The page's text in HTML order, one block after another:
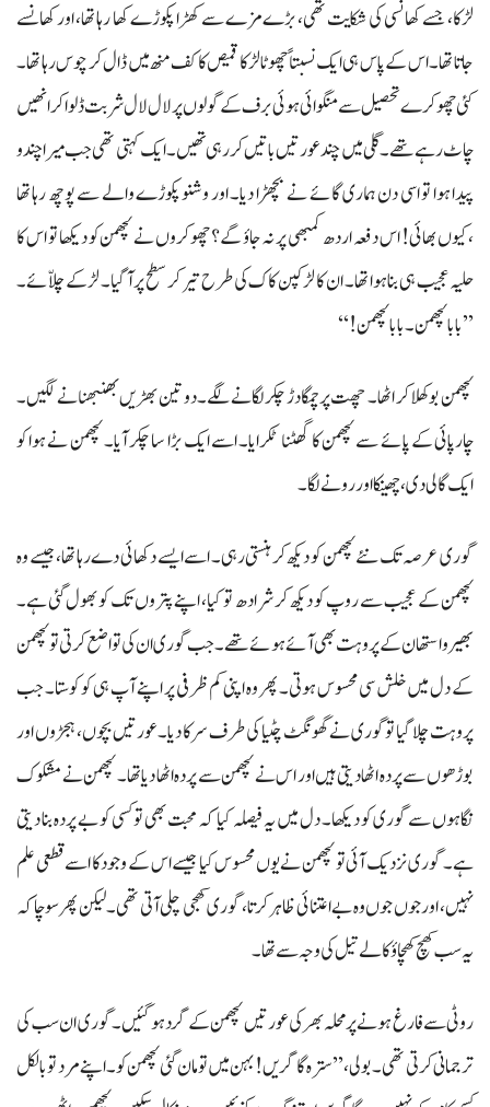
لڑکا، جسے کھانسی کی شکایت تھی، بڑے مزے سے کھڑا پکوڑے کھا رہا تھا، اور کھانسے
جاتا تھا۔ اس کے پاس ہی ایک نسبتاً چھوٹا لڑکا قمیص کا کف منھ میں ڈال کر چوس رہا تھا۔
کئی چھوکرے تحصیل سے منگوائی ہوئی برف کے گولوں پر لال لال شربت ڈلوا کر انھیں
چاٹ رہے تھے۔ گلی میں چند عورتیں باتیں کر رہی تھیں۔ ایک کہتی تھی جب میرا چندو
پیدا ہوا تو اسی دن ہماری گائے نے بچھڑا دیا۔ اور وشنو پکوڑے والے سے پوچھ رہا تھا
،کیوں بھائی! اس دفعہ اردھ کمبھی پر نہ جاؤ گے؟ چھوکروں نے لچھمن کو دیکھا تو اس کا
حلیہ عجیب ہی بنا ہوا تھا۔ ان کا لڑکپن کاک کی طرح تیر کر سطح پر آ گیا۔ لڑکے چلاّئے۔
’’بابا لچھمن۔بابا لچھمن!‘‘
لچھمن بوکھلا کر اٹھا۔ چھت پر چمگادڑ چکر لگانے لگے۔ دو تین بھڑیں بھنبھنانے لگیں۔
چارپائی کے پائے سے لچھمن کا گھٹنا ٹکرایا۔ اسے ایک بڑا سا چکر آیا۔ لچھمن نے ہوا کو
ایک گالی دی، چھینکا اور رونے لگا۔
گوری عرصہ تک نئے لچھمن کو دیکھ کر ہنستی رہی۔ اسے ایسے دکھائی دے رہا تھا، جیسے وہ
لچھمن کے عجیب سے روپ کو دیکھ کر شرادھ تو کیا، اپنے پتروں تک کو بھول گئی ہے۔
بھیرواستھان کے پروہت بھی آئے ہوئے تھے۔ جب گوری ان کی تواضع کرتی تو لچھمن
کے دل میں خلش سی محسوس ہوتی۔ پھر وہ اپنی کم ظرفی پر اپنے آپ ہی کو کوستا۔ جب
پروہت چلا گیا تو گوری نے گھونگٹ چٹیا کی طرف سرکا دیا۔ عورتیں بچوں، ہجڑوں اور
بوڑھوں سے پردہ اٹھا دیتی ہیں اور اس نے لچھمن سے پردہ اٹھا دیا تھا۔ لچھمن نے مشکوک
نگاہوں سے گوری کو دیکھا۔ دل میں یہ فیصلہ کیا کہ محبت بھی تو کسی کو بے پردہ بنا دیتی
ہے۔ گوری نزدیک آئی تو لچھمن نے یوں محسوس کیا جیسے اس کے وجود کا اسے قطعی علم
نہیں، اور جوں جوں وہ بے اعتنائی ظاہر کرتا، گوری کھچی چلی آتی تھی۔ لیکن پھر سوچا کہ
یہ سب کھچ کھچاؤ کالے تیل کی وجہ سے تھا۔
روٹی سے فارغ ہونے پر محلہ بھر کی عورتیں لچھمن کے گرد ہو گئیں۔ گوری ان سب کی
ترجمانی کرتی تھی۔ بولی، ’’سترہ گاگریں! بہن میں تو مان گئی لچھمن کو۔اپنے مرد تو بالکل